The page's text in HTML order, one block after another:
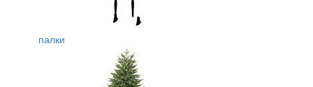
палки